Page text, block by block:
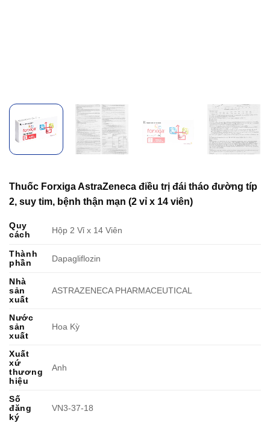
Thuốc Forxiga AstraZeneca điều trị đái tháo đường típ
2, suy tim, bệnh thận mạn (2 vỉ x 14 viên)
Quy
cách
Hộp 2 Vỉ x 14 Viên
Thành
phần
Dapagliflozin
Nhà
sản
xuất
ASTRAZENECA PHARMACEUTICAL
Nước
sản
xuất
Hoa Kỳ
Xuất
xứ
thương
hiệu
Anh
Số
đăng
ký
VN3-37-18